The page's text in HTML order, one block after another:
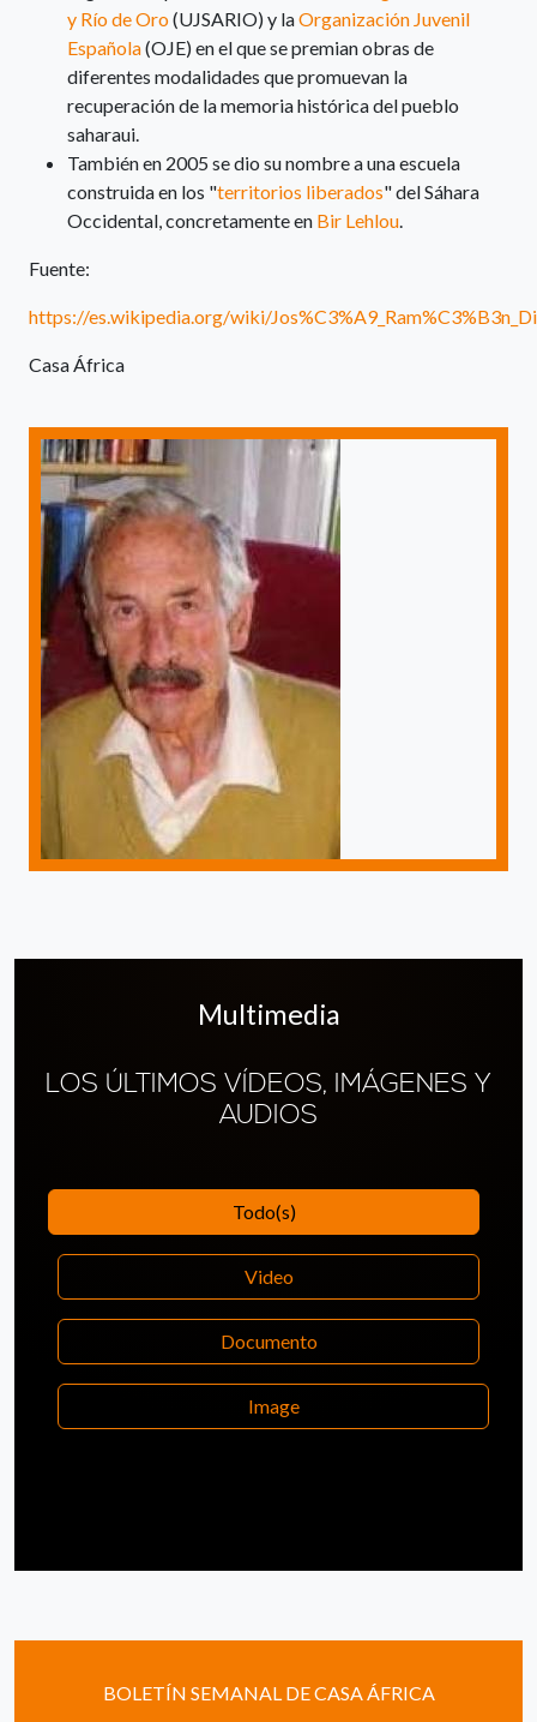
y Río de Oro(UJSARIO) y laOrganización Juvenil
Española(OJE) en el que se premian obras de
diferentes modalidades que promuevan la
recuperación de la memoria histórica del pueblo
saharaui.
También en 2005 se dio su nombre a una escuela
construida en los "territorios liberados" del Sáhara
Occidental, concretamente en Bir Lehlou.
Fuente:
https://es.wikipedia.org/wiki/
Casa África
Multimedia
LOS ÚLTIMOS VÍDEOS, IMÁGENES Y
AUDIOS
Todo(s)
Video
Documento
Image
BOLETÍN SEMANAL DE CASA ÁFRICA